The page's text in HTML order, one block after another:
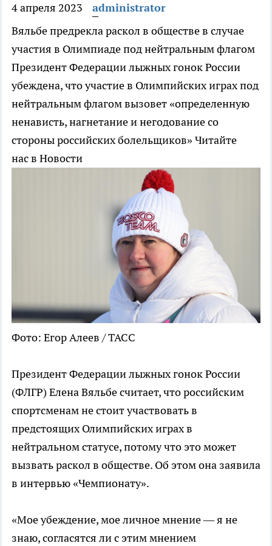
4 апреля 2023
administrator
Вяльбе предрекла раскол в обществе в случае
участия в Олимпиаде под нейтральным флагом
Президент Федерации лыжных гонок России
убеждена, что участие в Олимпийских играх под
нейтральным флагом вызовет «определенную
ненависть, нагнетание и негодование со
стороны российских болельщиков» Читайте
нас в Новости
Фото: Егор Алеев / ТАСС
Президент Федерации лыжных гонок России
(ФЛГР) Елена Вяльбе считает, что российским
спортсменам не стоит участвовать в
предстоящих Олимпийских играх в
нейтральном статусе, потому что это может
вызвать раскол в обществе. Об этом она заявила
в интервью «Чемпионату».
«Мое убеждение, мое личное мнение — я не
знаю, согласятся ли с этим мнением